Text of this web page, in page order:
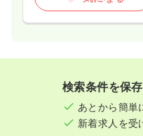
検索条件を保
あとから簡単
新着求人を受